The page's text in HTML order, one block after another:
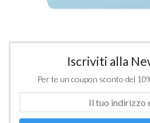
Iscriviti alla
Per te un coupon sconto del